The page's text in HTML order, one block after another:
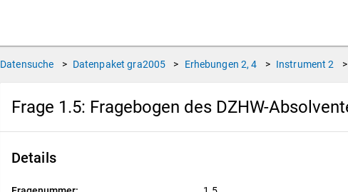
Datensuche > Datenpaket gra2005 > Erhebungen 2, 4 > Instrument 2 >
Frage 1.5: Fragebogen des DZHW-
Details